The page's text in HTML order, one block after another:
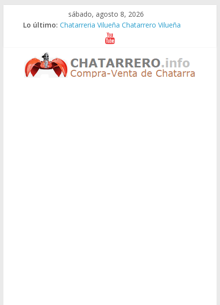
sábado, agosto 8, 2026
Lo último: Chatarreria Vilueña Chatarrero Vilueña
Chatarreria Zuera Chatarrero Zuera
Chatarreria Zaragoza Chatarrero Zaragoza
Chatarreria Zaida Chatarrero Zaida
Chatarreria Vistabella Chatarrero Vistabella